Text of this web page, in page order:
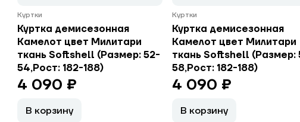
Куртки
Куртка демисезонная
Камелот цвет Милитари
ткань Softshell (Размер: 52-
54,Рост: 182-188)
4 090 ₽
В корзину
Куртки
Куртка демисезонная
Камелот цвет Милитари
ткань Softshell (Размер:
58,Рост: 182-188)
4 090 ₽
В корзину